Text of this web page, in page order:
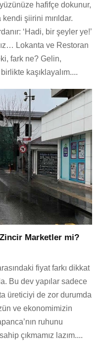
hafifçe dokunur,
kendi şiirini mırıldar.
‘Hadi, bir şeyler ye!’
Lokanta ve Restoran
fark ne? Gelin,
kaşıklayalım....
Zincir Marketler mi?
fiyat farkı dikkat
Bu dev yapılar sadece
üreticiyi de zor durumda
ve ekonomimizin
ruhunu
çıkmamız lazım....